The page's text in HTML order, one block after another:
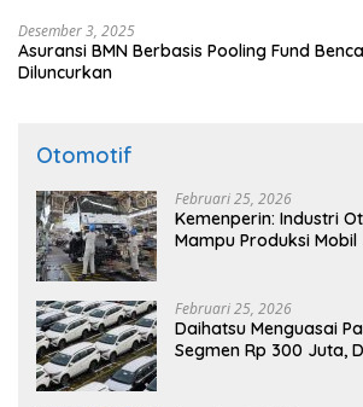
Desember 3, 2025
Asuransi BMN Berbasis Pooling Fund
Diluncurkan
Otomotif
Februari 25, 2026
Kemenperin: Industri
Mampu Produksi Mobil
Februari 25, 2026
Daihatsu Menguasai
Segmen Rp 300 Juta,